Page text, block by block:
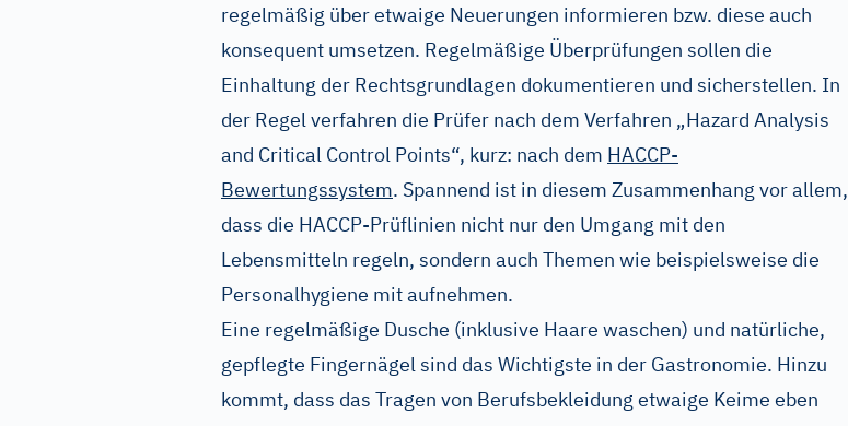
regelmäßig über etwaige Neuerungen informieren bzw. diese auch
konsequent umsetzen. Regelmäßige Überprüfungen sollen die
Einhaltung der Rechtsgrundlagen dokumentieren und sicherstellen. In
der Regel verfahren die Prüfer nach dem Verfahren „Hazard Analysis
and Critical Control Points“, kurz: nach dem HACCP-
Bewertungssystem. Spannend ist in diesem Zusammenhang vor allem,
dass die HACCP-Prüflinien nicht nur den Umgang mit den
Lebensmitteln regeln, sondern auch Themen wie beispielsweise die
Personalhygiene mit aufnehmen.
Eine regelmäßige Dusche (inklusive Haare waschen) und natürliche,
gepflegte Fingernägel sind das Wichtigste in der Gastronomie. Hinzu
kommt, dass das Tragen von Berufsbekleidung etwaige Keime eben